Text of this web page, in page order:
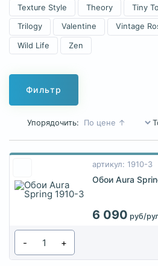
Texture Style Theory Tiny
Trilogy Valentine Vintage
Wild Life Zen
Фильтр
Упорядочить:
артикул: 1910-3
Обои Aura
6 090 руб/
- +